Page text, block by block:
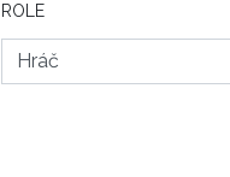
ROLE